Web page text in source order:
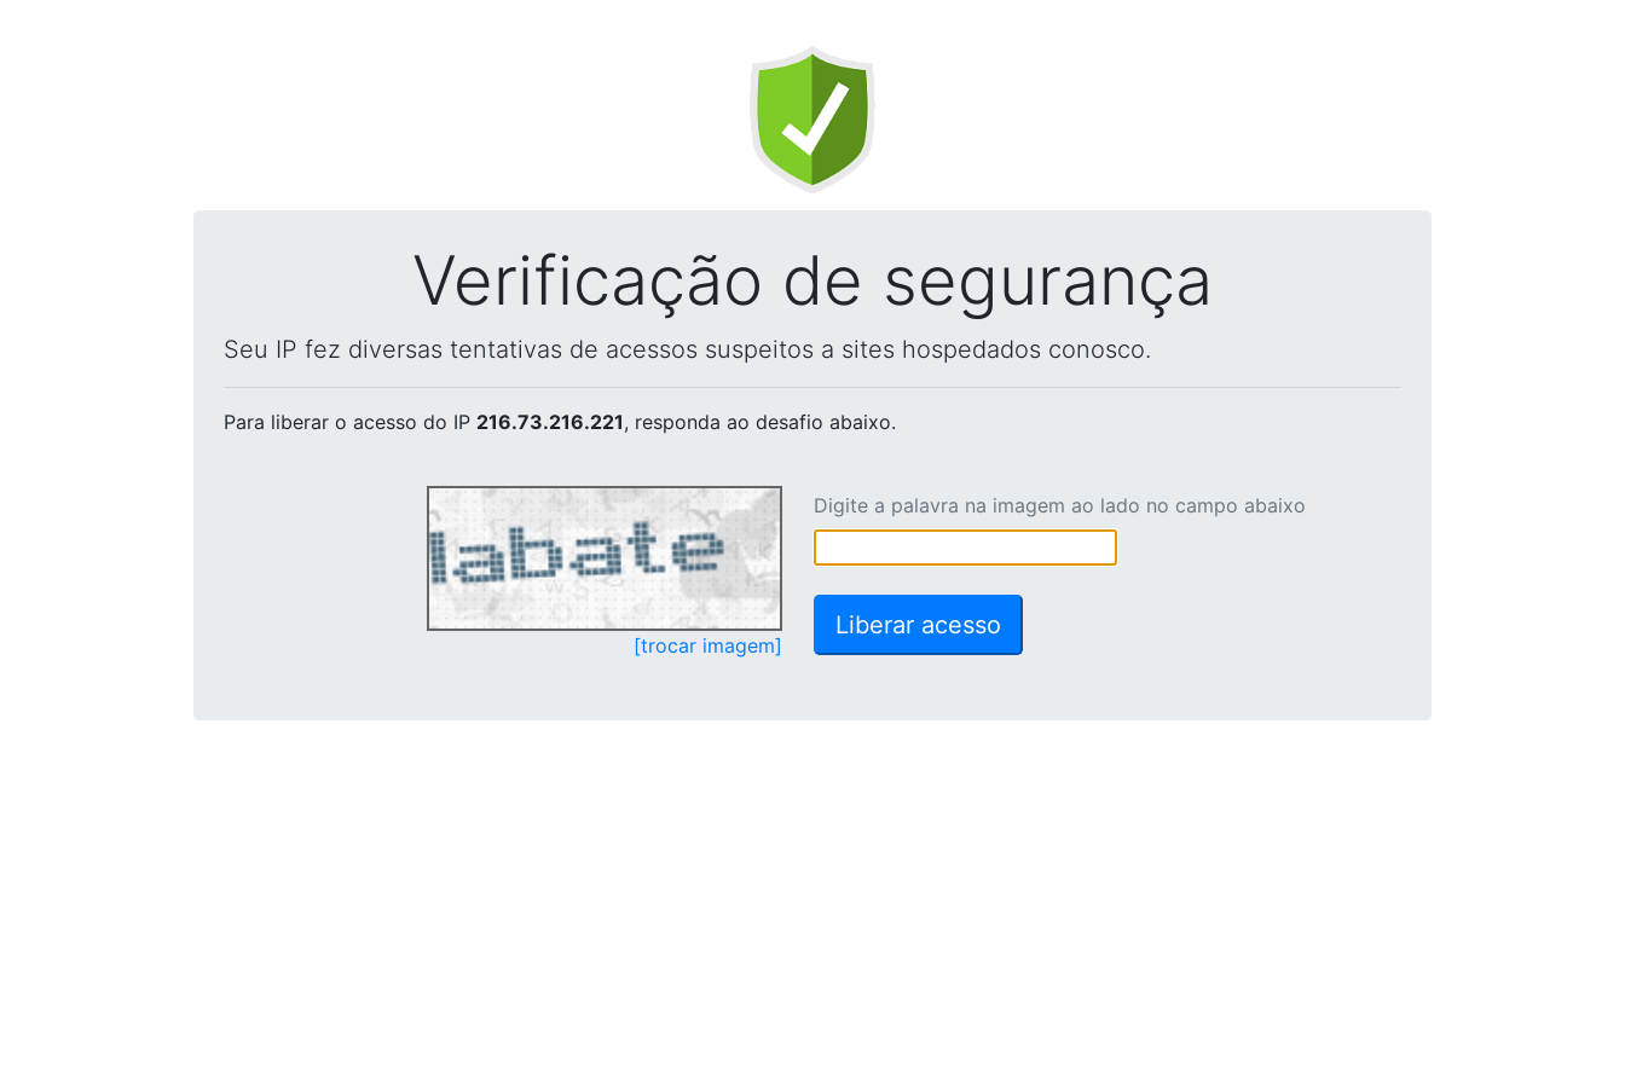
Verificação de segurança
Seu IP fez diversas tentativas de acessos suspeitos a sites hospedados conosco.
Para liberar o acesso do IP 216.73.216.221, responda ao desafio abaixo.
[trocar imagem]
Digite a palavra na imagem ao lado no campo abaixo